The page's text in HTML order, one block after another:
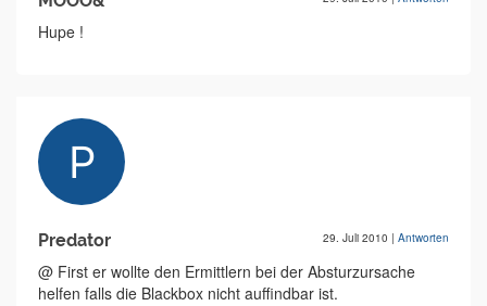
Hupe !
Predator 29. Juli 2010 | Antworten
@ First er wollte den Ermittlern bei der Absturzursache
helfen falls die Blackbox nicht auffindbar ist.